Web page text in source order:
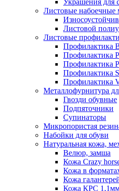
Украшения для
Листовые набоечные
Листовой
Листовые
Профилактика
Профилактика
Профилактика
Профилактика
Профилактика
Металлофурнитура
Гвозди обувные
Подпяточники
Супинаторы
Микропористая
Набойки для обуви
Натуральная кожа,
Велюр, замша
Кожа Crazy
Кожа в
Кожа
Кожа КРС